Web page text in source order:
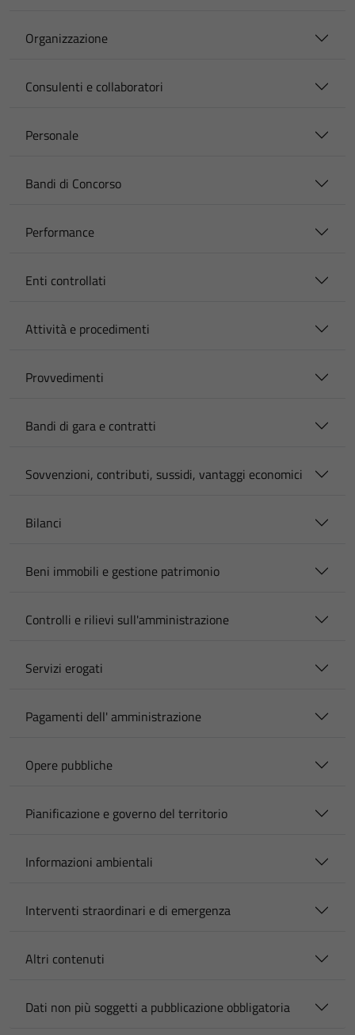
Organizzazione
Consulenti e collaboratori
Personale
Bandi di Concorso
Performance
Enti controllati
Attività e procedimenti
Provvedimenti
Bandi di gara e contratti
Sovvenzioni, contributi, sussidi, vantaggi economici
Bilanci
Beni immobili e gestione patrimonio
Controlli e rilievi sull'amministrazione
Servizi erogati
Pagamenti dell' amministrazione
Opere pubbliche
Pianificazione e governo del territorio
Informazioni ambientali
Interventi straordinari e di emergenza
Altri contenuti
Dati non più soggetti a pubblicazione obbligatoria